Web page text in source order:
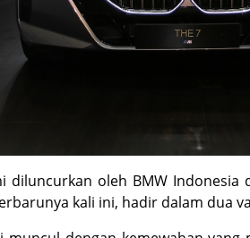
diluncurkan oleh BMW Indonesia
kali ini, hadir dalam dua